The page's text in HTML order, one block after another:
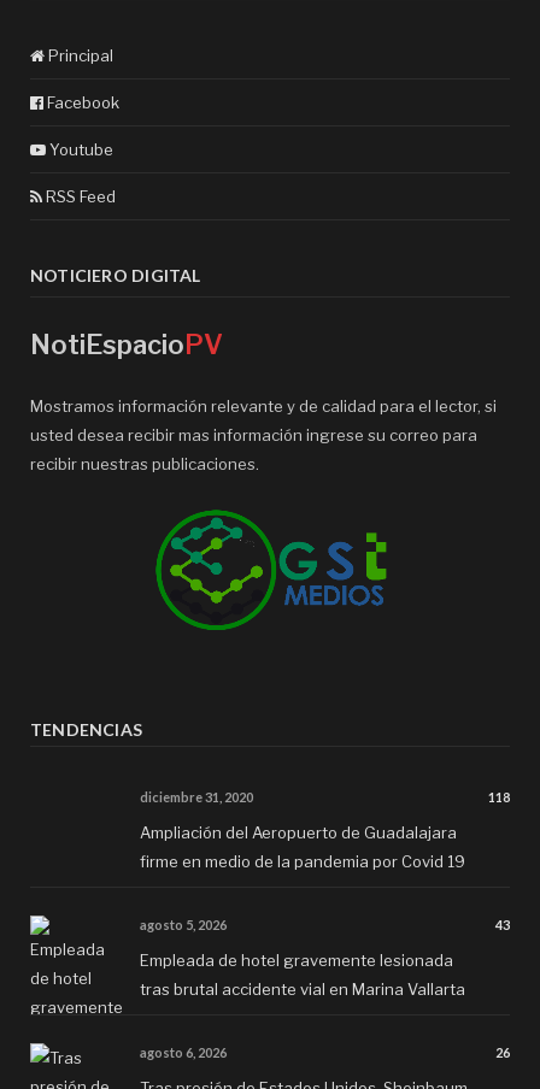
Principal
Facebook
Youtube
RSS Feed
NOTICIERO DIGITAL
NotiEspacioPV
Mostramos información relevante y de calidad para el lector, si
usted desea recibir mas información ingrese su correo para
recibir nuestras publicaciones.
TENDENCIAS
diciembre 31, 2020 118
Ampliación del Aeropuerto de Guadalajara
firme en medio de la pandemia por Covid 19
agosto 5, 2026 43
Empleada de hotel gravemente lesionada
tras brutal accidente vial en Marina Vallarta
agosto 6, 2026 26